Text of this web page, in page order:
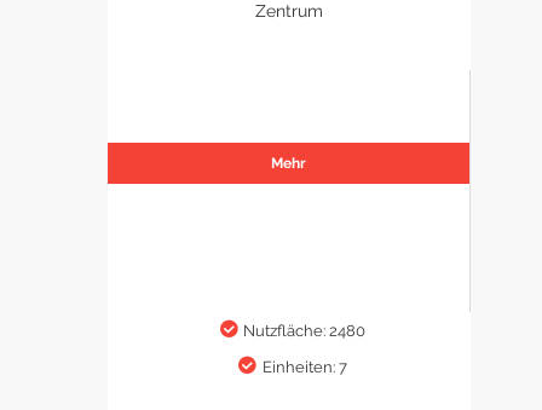
Zentrum
Mehr
Nutzfläche: 2480
Einheiten: 7